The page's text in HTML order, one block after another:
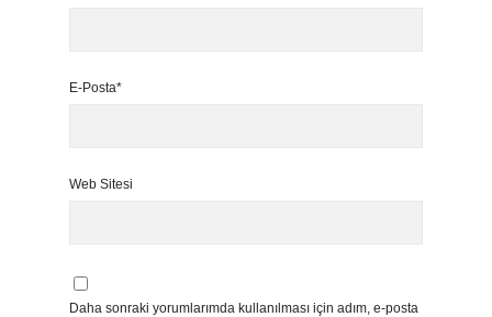
E-Posta*
Web Sitesi
Daha sonraki yorumlarımda kullanılması için adım, e-posta